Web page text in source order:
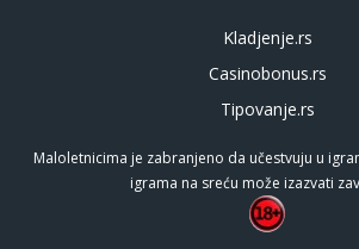
Kladjenje.rs
Casinobonus.rs
Tipovanje.rs
Maloletnicima je zabranjeno da učestvuju u
igrama na sreću može izazvati